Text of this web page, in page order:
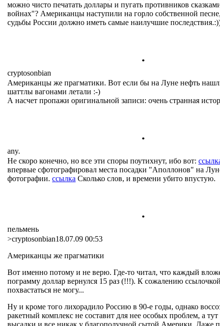
можно чисто печатать доллары и пугать противников
войнах"? Американцы наступили на горло собственной
судьбы России должно иметь самые наилучшие
.
cryptosonbian
Американцы же прагматики. Вот если бы на Луне нефть
шаттлы вагонами летали :-)
А насчет пропажи оригинальной записи: очень странная
.
any.
Не скоро конечно, но все эти споры поутихнут, ибо вот:
впервые сфотографировал места посадки "Аполлонов" на
фотографии. ссылка Сколько слов, и времени убито впустую.
.
пельмень
>cryptosonbian18.07.09 00:53
Американцы же прагматики
Вот именно потому и не верю. Где-то читал, что каждый
пограмму доллар вернулся 15 раз (!!!). К сожалению
похвастаться не могу...
Ну и кроме того лихорадило Россию в 90-е годы, однако
ракетный комплекс не составит для нее особых проблем, а тут
высадки и все никак у благополучной сытой Америки. Даже